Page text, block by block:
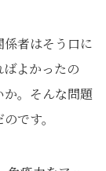
者はそう口に
よかったの
。そんな問題
です。